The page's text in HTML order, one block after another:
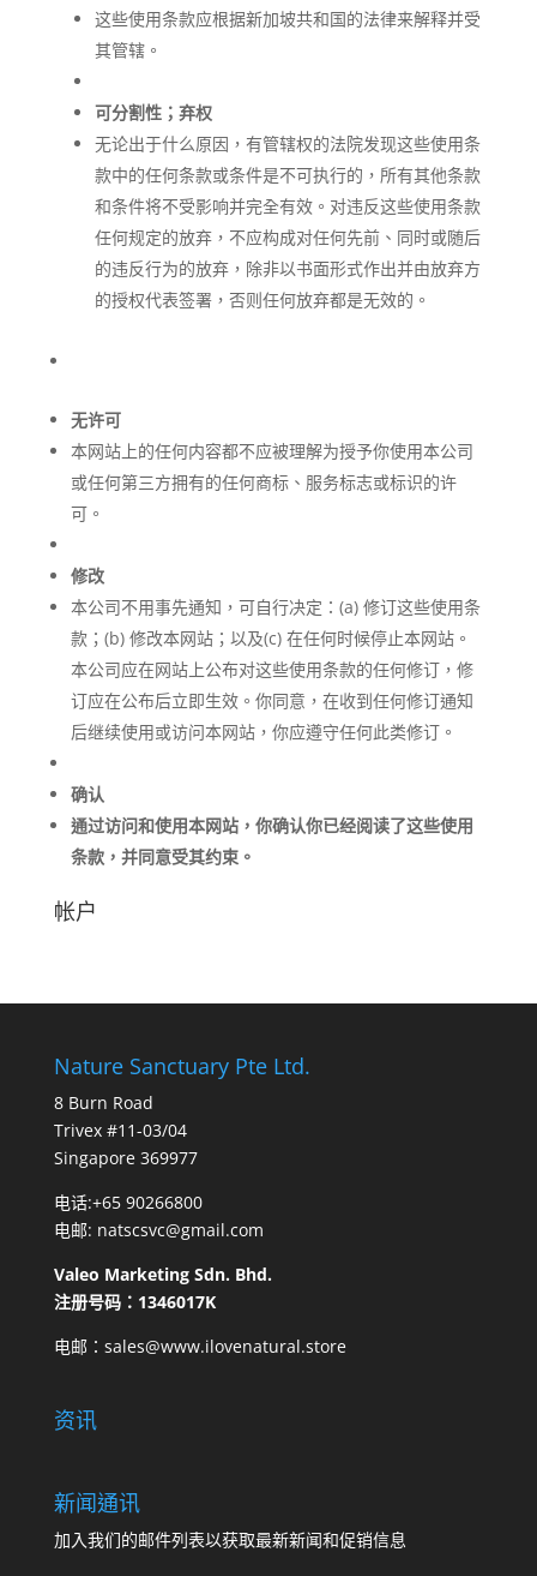
这些使用条款应根据新加坡共和国的法律来解释并受
其管辖。
可分割性；弃权
无论出于什么原因，有管辖权的法院发现这些使用条
款中的任何条款或条件是不可执行的，所有其他条款
和条件将不受影响并完全有效。对违反这些使用条款
任何规定的放弃，不应构成对任何先前、同时或随后
的违反行为的放弃，除非以书面形式作出并由放弃方
的授权代表签署，否则任何放弃都是无效的。
无许可
本网站上的任何内容都不应被理解为授予你使用本公司
或任何第三方拥有的任何商标、服务标志或标识的许
可。
修改
本公司不用事先通知，可自行决定：(a) 修订这些使用条
款；(b) 修改本网站；以及(c) 在任何时候停止本网站。
本公司应在网站上公布对这些使用条款的任何修订，修
订应在公布后立即生效。你同意，在收到任何修订通知
后继续使用或访问本网站，你应遵守任何此类修订。
确认
通过访问和使用本网站，你确认你已经阅读了这些使用
条款，并同意受其约束。
帐户
Nature Sanctuary Pte Ltd.
8 Burn Road
Trivex #11-03/04
Singapore 369977
电话:+65 90266800
电邮: natscsvc@gmail.com
Valeo Marketing Sdn. Bhd.
注册号码：1346017K
电邮：sales@www.ilovenatural.store
资讯
新闻通讯
加入我们的邮件列表以获取最新新闻和促销信息